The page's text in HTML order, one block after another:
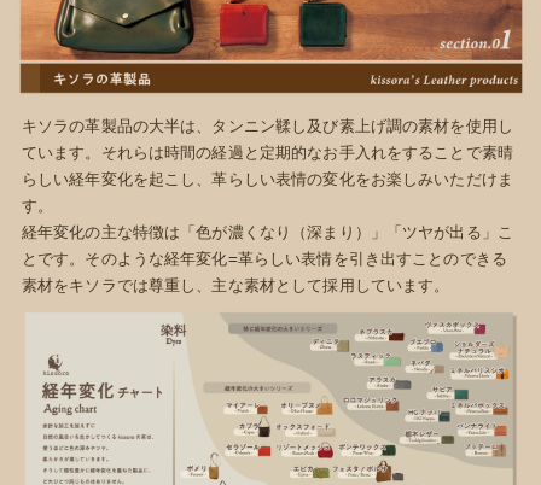
キソラの革製品の大半は、タンニン鞣し及び素上げ調の素材を使用し
ています。それらは時間の経過と定期的なお手入れをすることで素晴
らしい経年変化を起こし、革らしい表情の変化をお楽しみいただけま
す。
経年変化の主な特徴は「色が濃くなり（深まり）」「ツヤが出る」こ
とです。そのような経年変化=革らしい表情を引き出すことのできる
素材をキソラでは尊重し、主な素材として採用しています。